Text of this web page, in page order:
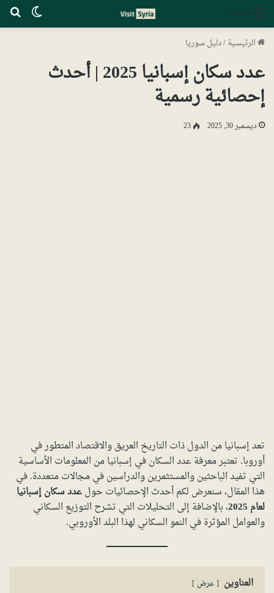
القائمة
الرئيسية/دليل سوريا
عدد سكان إسبانيا 2025 | أحدث
إحصائية رسمية
ديسمبر 30, 2025 23
تعد إسبانيا من الدول ذات التاريخ العريق والاقتصاد المتطور في
أوروبا. تعتبر معرفة عدد السكان في إسبانيا من المعلومات الأساسية
التي تفيد الباحثين والمستثمرين والدراسين في مجالات متعددة. في
هذا المقال، سنعرض لكم أحدث الإحصائيات حولعدد سكان إسبانيا
لعام 2025
، بالإضافة إلى التحليلات التي تشرح التوزيع السكاني
والعوامل المؤثرة في النمو السكاني لهذا البلد الأوروبي.
العناوين عرض